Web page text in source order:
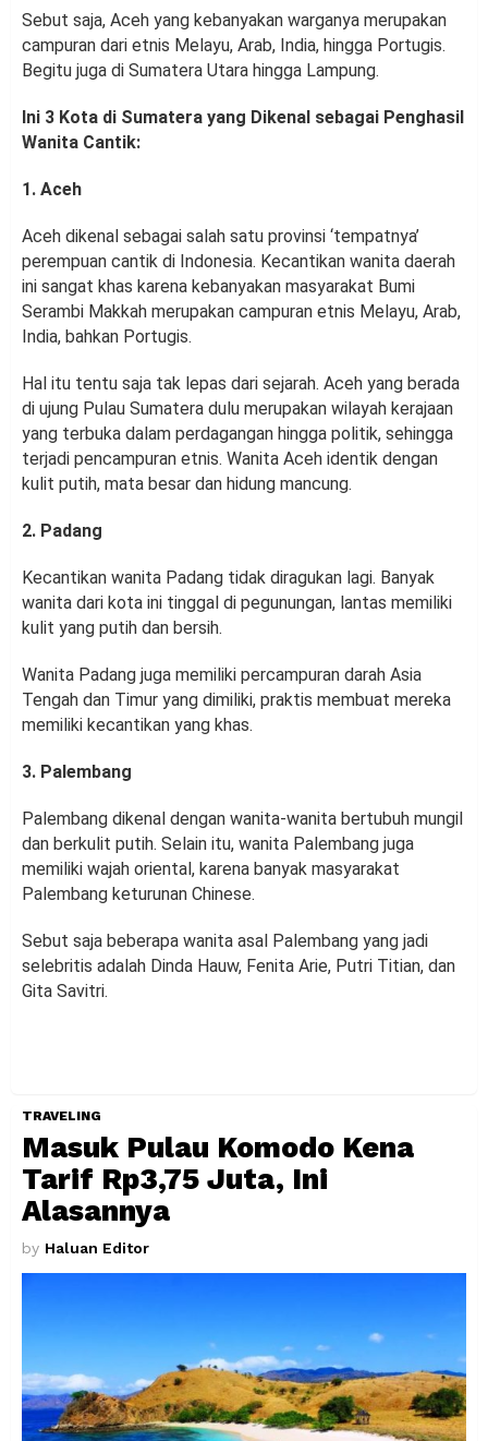
Sebut saja, Aceh yang kebanyakan warganya merupakan
campuran dari etnis Melayu, Arab, India, hingga Portugis.
Begitu juga di Sumatera Utara hingga Lampung.
Ini 3 Kota di Sumatera yang Dikenal sebagai Penghasil
Wanita Cantik:
1. Aceh
Aceh dikenal sebagai salah satu provinsi ‘tempatnya’
perempuan cantik di Indonesia. Kecantikan wanita daerah
ini sangat khas karena kebanyakan masyarakat Bumi
Serambi Makkah merupakan campuran etnis Melayu, Arab,
India, bahkan Portugis.
Hal itu tentu saja tak lepas dari sejarah. Aceh yang berada
di ujung Pulau Sumatera dulu merupakan wilayah kerajaan
yang terbuka dalam perdagangan hingga politik, sehingga
terjadi pencampuran etnis. Wanita Aceh identik dengan
kulit putih, mata besar dan hidung mancung.
2. Padang
Kecantikan wanita Padang tidak diragukan lagi. Banyak
wanita dari kota ini tinggal di pegunungan, lantas memiliki
kulit yang putih dan bersih.
Wanita Padang juga memiliki percampuran darah Asia
Tengah dan Timur yang dimiliki, praktis membuat mereka
memiliki kecantikan yang khas.
3. Palembang
Palembang dikenal dengan wanita-wanita bertubuh mungil
dan berkulit putih. Selain itu, wanita Palembang juga
memiliki wajah oriental, karena banyak masyarakat
Palembang keturunan Chinese.
Sebut saja beberapa wanita asal Palembang yang jadi
selebritis adalah Dinda Hauw, Fenita Arie, Putri Titian, dan
Gita Savitri.
TRAVELING
Masuk Pulau Komodo Kena
Tarif Rp3,75 Juta, Ini
Alasannya
by Haluan Editor